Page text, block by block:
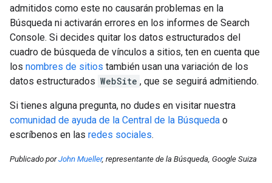
admitidos como este no causarán problemas en la
Búsqueda ni activarán errores en los informes de Search
Console. Si decides quitar los datos estructurados del
cuadro de búsqueda de vínculos a sitios, ten en cuenta que
los nombres de sitios también usan una variación de los
datos estructurados WebSite , que se seguirá admitiendo.
Si tienes alguna pregunta, no dudes en visitar nuestra
comunidad de ayuda de la Central de la Búsqueda o
escríbenos en las redes sociales.
Publicado porJohn Mueller, representante de la Búsqueda, Google Suiza